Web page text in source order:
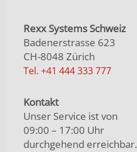
Rexx Systems Schweiz
Badenerstrasse 623
CH-8048 Zürich
Tel. +41 444 333 777
Kontakt
Unser Service ist von
09:00 – 17:00 Uhr
durchgehend erreichbar.